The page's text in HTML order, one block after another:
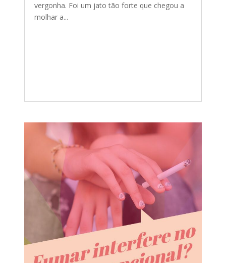
vergonha. Foi um jato tão forte que chegou a
molhar a...